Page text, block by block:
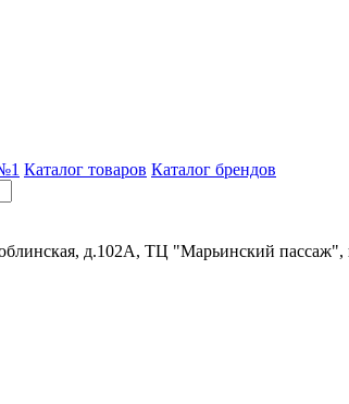
Каталог товаров Каталог брендов
д.102А, ТЦ "Марьинский пассаж",